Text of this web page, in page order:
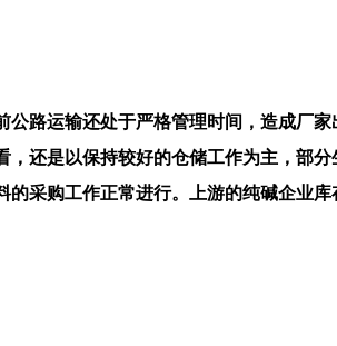
运输还处于严格管理时间，造成厂
还是以保持较好的仓储工作为主，部
采购工作正常进行。上游的纯碱企业库